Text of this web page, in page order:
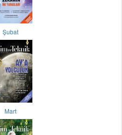
Şubat
Mart